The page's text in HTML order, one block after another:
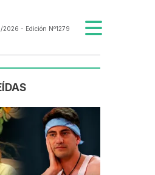
2026 - Edición Nº1279